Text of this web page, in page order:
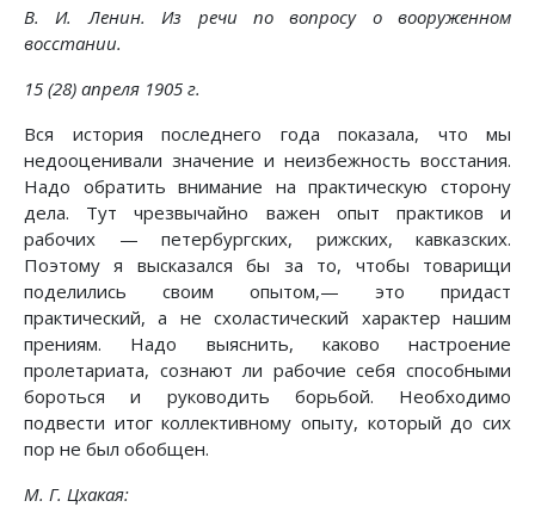
В. И. Ленин. Из речи по вопросу о вооруженном
восстании.
15 (28) апреля 1905 г.
Вся история последнего года показала, что мы
недооценивали значение и неизбежность восстания.
Надо обратить внимание на практическую сторону
дела. Тут чрезвычайно важен опыт практиков и
рабочих — петербургских, рижских, кавказских.
Поэтому я высказался бы за то, чтобы товарищи
поделились своим опытом,— это придаст
практический, а не схоластический характер нашим
прениям. Надо выяснить, каково настроение
пролетариата, сознают ли рабочие себя способными
бороться и руководить борьбой. Необходимо
подвести итог коллективному опыту, который до сих
пор не был обобщен.
М. Г. Цхакая: